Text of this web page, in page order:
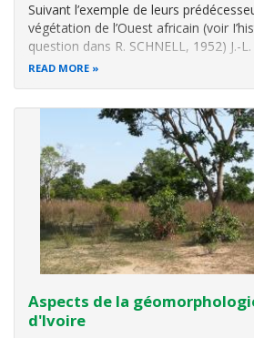
Suivant l’exemple de leurs
végétation de l’Ouest africain (voir
question dans R. SCHNELL, 1952) J.-
ADJANOHOUN (1971) - ont subdivisé
READ MORE
Aspects de la
d'Ivoire